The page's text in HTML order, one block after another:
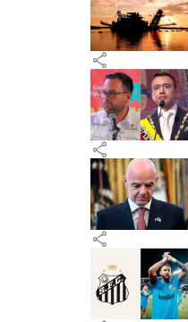
share
share
share